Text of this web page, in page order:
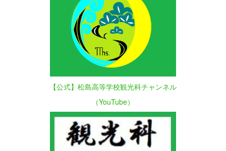
【公式】松島高等学校観光科チャンネル
（YouTube）